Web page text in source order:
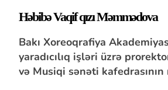
Həbibə Vaqif qızı Məmmədova
Bakı Xoreoqrafiya
yaradıcılıq işləri üzrə
və Musiqi sənəti